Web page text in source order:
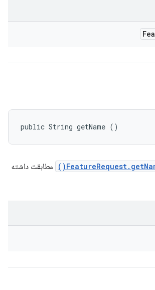
public String getName ()
مطابقت داشته